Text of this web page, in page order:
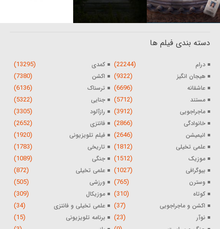
دسته بندی فیلم ها
درام (22244) کمدی (13295)
هیجان انگیز (9322) اکشن (7380)
عاشقانه (6696) ترسناک (6136)
مستند (5712) جنایی (5322)
ماجراجویی (3912) رازآلود (3305)
خانوادگی (2866) فانتزی (2652)
انیمیشن (2646) فیلم تلویزیونی (1920)
علمی تخیلی (1812) تاریخی (1783)
موزیک (1512) جنگی (1089)
بیوگرافی (1027) علمی تخیلی (872)
وسترن (765) ورزشی (505)
کوتاه (310) موزیکال (309)
اکشن و ماجراجویی (37) علمی تخیلی و فانتزی (34)
نوآر (23) برنامه تلویزیونی (15)